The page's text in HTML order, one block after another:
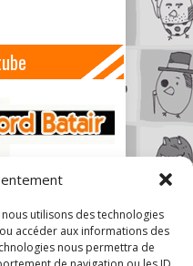
utilisons des technologies
accéder aux informations des
nous permettra de